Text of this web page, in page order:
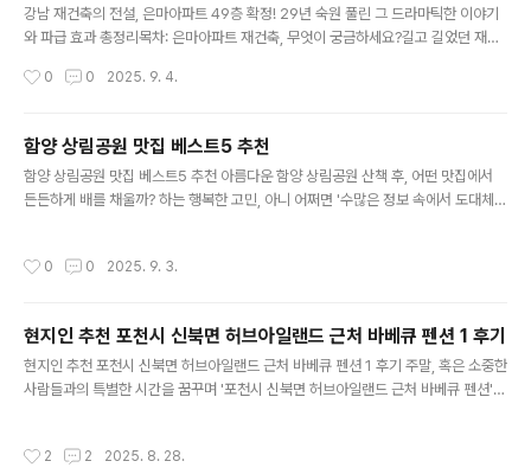
강남 재건축의 전설, 은마아파트 49층 확정! 29년 숙원 풀린 그 드라마틱한 이야기
와 파급 효과 총정리목차: 은마아파트 재건축, 무엇이 궁금하세요?길고 길었던 재건
심 쟁점 심층 분석: 49층 높이 제한 폐지와 신속통합기획의 힘조합 vs. 서울시 vs.
금증 해결! 은마아파트 재건축 FAQ앞으로의 은마아파트, 그리고 강남 재건축 시장
의 미래강남 재건축의 아이콘, 은마아파트의 화려한 부활 예고! 여러분, 혹시 서울 강
남 재건축의 상징, 대치동 은마아파트에 대해 들어보셨나요? 1979년 준공된 이후
4..
0 0 2025. 9. 4.
함양 상림공원 맛집 베스트5 추천
함양 상림공원 맛집 베스트5 추천 아름다운 함양 상림공원 산책 후, 어떤 맛집에서
든든하게 배를 채울까? 하는 행복한 고민, 아니 어쩌면 '수많은 정보 속에서 도대체
만들어 줄 '함양 상림공원 맛집' 리스트를 야심 차게 준비해봤습니다. 이번에 소개해
기는 전반적인 분위기까지 꼼꼼하게 따져보고 엄선한 총 5곳이랍니다. 이 글이 함양
상림공원 주변에서 만족스러..
0 0 2025. 9. 3.
현지인 추천 포천시 신북면 허브아일랜드 근처 바베큐 펜션 1 후기
현지인 추천 포천시 신북면 허브아일랜드 근처 바베큐 펜션 1 후기 주말, 혹은 소중한
사람들과의 특별한 시간을 꿈꾸며 '포천시 신북면 허브아일랜드 근처 바베큐 펜션'을
베큐 파티를 즐기며 완벽한 휴식을 취하고 싶은데, 어디가 좋을지 고민만 늘어가는
2 2 2025. 8. 28.